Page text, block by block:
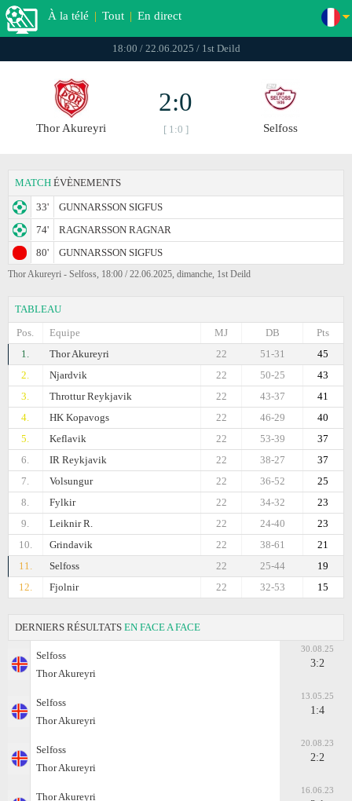
À la télé | Tout | En direct
18:00 / 22.06.2025 / 1st Deild
Thor Akureyri
2:0
[ 1:0 ] Selfoss
MATCH ÉVÈNEMENTS
33'
GUNNARSSON SIGFUS
74'
RAGNARSSON RAGNAR
80'
GUNNARSSON SIGFUS
Thor Akureyri - Selfoss, 18:00 / 22.06.2025, dimanche, 1st Deild
TABLEAU
Pos.
Equipe Pts
DB
MJ
1.
Thor Akureyri 45
51-31
22
2.
Njardvik 43
50-25
22
3.
Throttur Reykjavik 41
43-37
22
4.
HK Kopavogs 40
46-29
22
5.
Keflavik 37
53-39
22
6.
IR Reykjavik 37
38-27
22
7.
Volsungur 25
36-52
22
8.
Fylkir 23
34-32
22
9.
Leiknir R. 23
24-40
22
10.
Grindavik 21
38-61
22
11.
Selfoss 19
25-44
22
12.
Fjolnir 15
32-53
22
DERNIERS RÉSULTATS EN FACE A FACE
Selfoss
Thor Akureyri
30.08.25
3:2
Selfoss
Thor Akureyri
13.05.25
1:4
Selfoss
Thor Akureyri
20.08.23
2:2
Thor Akureyri
16.06.23